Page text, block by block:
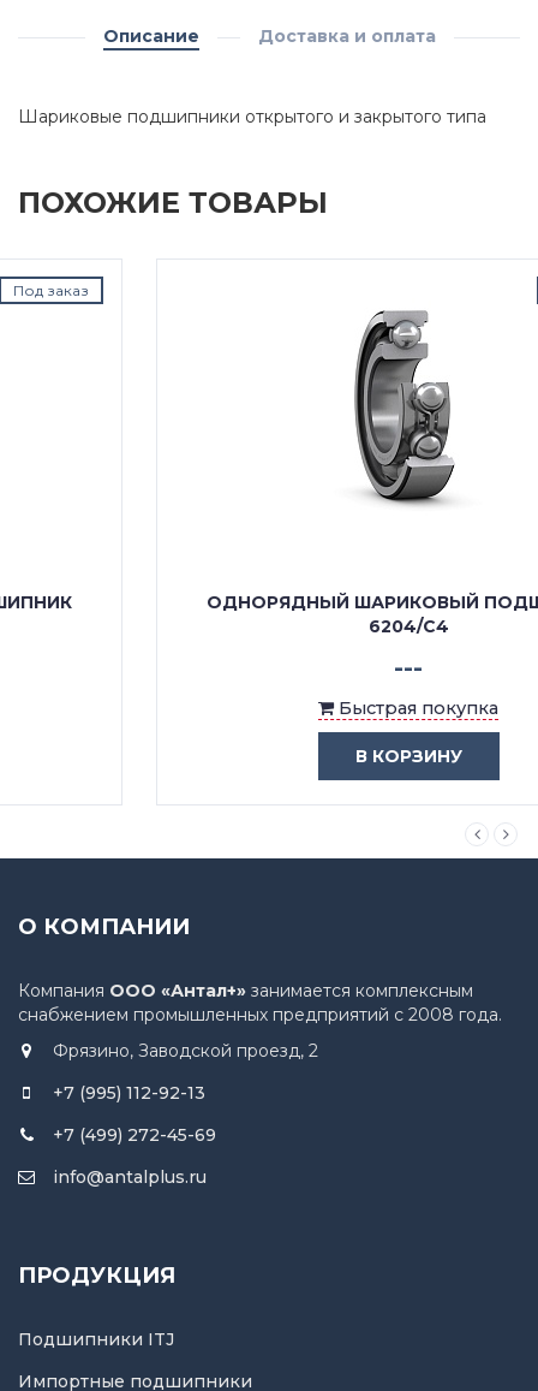
Описание Доставка и оплата
Шариковые подшипники открытого и закрытого типа
ПОХОЖИЕ ТОВАРЫ
ОДНОРЯДНЫЙ ШАРИКОВЫЙ ПОДШИПНИК
Быстрая покупка
О КОМПАНИИ
Компания ООО «Антал+» занимается комплексным
снабжением промышленных предприятий с 2008 года.
Фрязино, Заводской проезд, 2
+7 (995) 112-92-13
+7 (499) 272-45-69
info@antalplus.ru
ПРОДУКЦИЯ
Подшипники ITJ
Импортные подшипники